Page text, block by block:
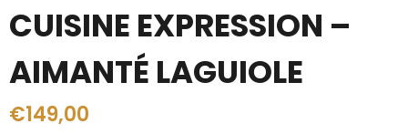
CUISINE EXPRESSION –
AIMANTÉ LAGUIOLE
€149,00